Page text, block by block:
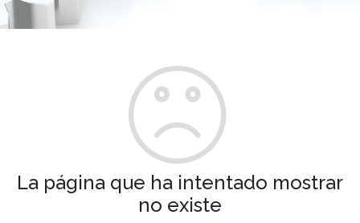
La página que ha intentado mostrar
no existe